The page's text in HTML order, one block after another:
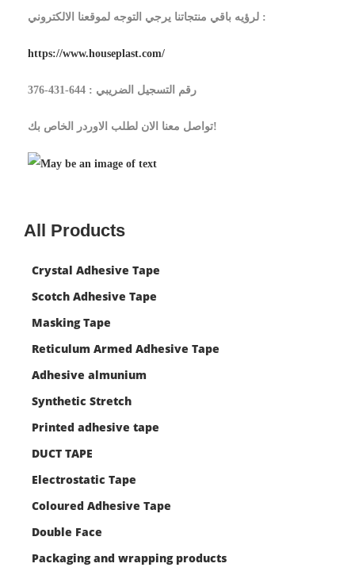
لرؤيه باقي منتجاتنا يرجي التوجه لموقعنا الالكتروني :
https://www.houseplast.com/
رقم التسجيل الضريبي : 644-431-376
تواصل معنا الان لطلب الاوردر الخاص بك!
All Products
Crystal Adhesive Tape
Scotch Adhesive Tape
Masking Tape
Reticulum Armed Adhesive Tape
Adhesive almunium
Synthetic Stretch
Printed adhesive tape
DUCT TAPE
Electrostatic Tape
Coloured Adhesive Tape
Double Face
Packaging and wrapping products